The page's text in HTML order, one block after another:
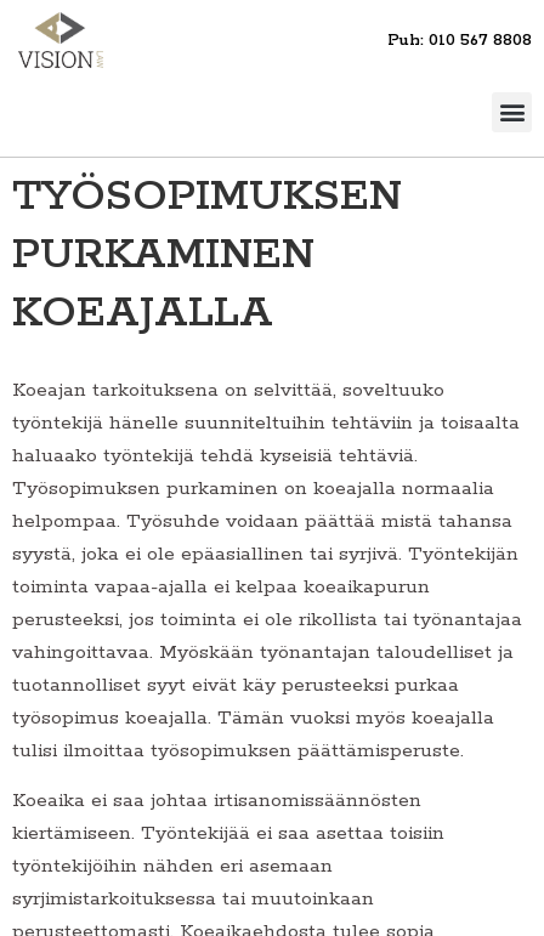
Puh: 010 567 8808
TYÖSOPIMUKSEN
PURKAMINEN
KOEAJALLA
Koeajan tarkoituksena on selvittää, soveltuuko
työntekijä hänelle suunniteltuihin tehtäviin ja toisaalta
haluaako työntekijä tehdä kyseisiä tehtäviä.
Työsopimuksen purkaminen on koeajalla normaalia
helpompaa. Työsuhde voidaan päättää mistä tahansa
syystä, joka ei ole epäasiallinen tai syrjivä. Työntekijän
toiminta vapaa-ajalla ei kelpaa koeaikapurun
perusteeksi, jos toiminta ei ole rikollista tai työnantajaa
vahingoittavaa. Myöskään työnantajan taloudelliset ja
tuotannolliset syyt eivät käy perusteeksi purkaa
työsopimus koeajalla. Tämän vuoksi myös koeajalla
tulisi ilmoittaa työsopimuksen päättämisperuste.
Koeaika ei saa johtaa irtisanomissäännösten
kiertämiseen. Työntekijää ei saa asettaa toisiin
työntekijöihin nähden eri asemaan
syrjimistarkoituksessa tai muutoinkaan